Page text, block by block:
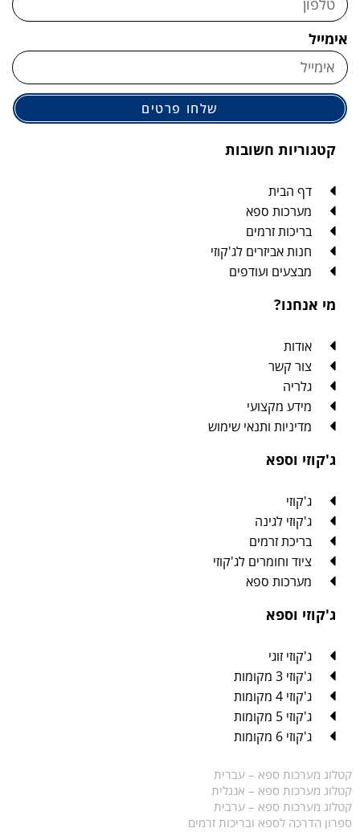
אימייל
שלחו פרטים
קטגוריות חשובות
דף הבית
מערכות ספא
בריכות זרמים
חנות אביזרים לג'קוזי
מבצעים ועודפים
מי אנחנו?
אודות
צור קשר
גלריה
מידע מקצועי
מדיניות ותנאי שימוש
ג'קוזי וספא
ג'קוזי
ג'קוזי לגינה
בריכת זרמים
ציוד וחומרים לג'קוזי
מערכות ספא
ג'קוזי וספא
ג'קוזי זוגי
ג'קוזי 3 מקומות
ג'קוזי 4 מקומות
ג'קוזי 5 מקומות
ג'קוזי 6 מקומות
קטלוג מערכות ספא – עברית
קטלוג מערכות ספא – אנגלית
קטלוג מערכות ספא – ערבית
ספרון הדרכה לספא ובריכות זרמים